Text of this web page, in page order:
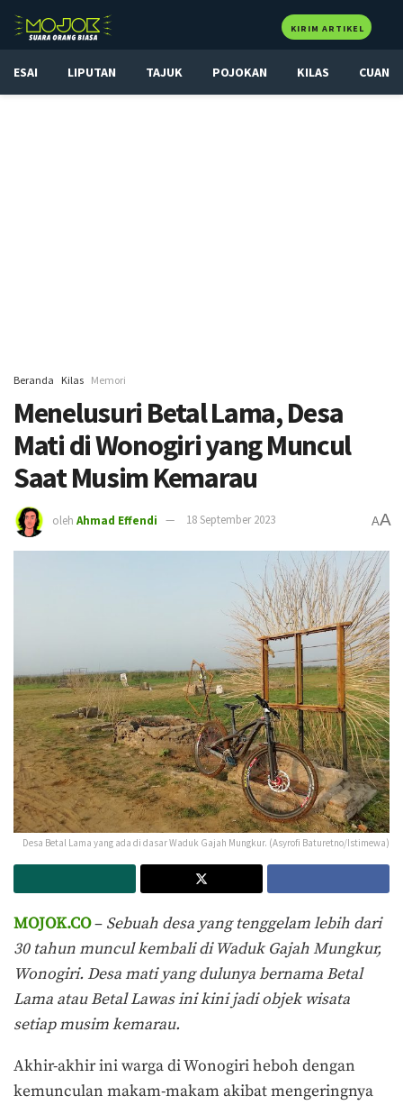
KIRIM ARTIKEL
ESAI LIPUTAN TAJUK POJOKAN KILAS CUAN
Beranda Kilas Memori
Menelusuri Betal Lama, Desa
Mati di Wonogiri yang Muncul
Saat Musim Kemarau
oleh Ahmad Effendi 18 September 2023 AA
Desa Betal Lama yang ada di dasar Waduk Gajah Mungkur. (Asyrofi Baturetno/Istimewa)
MOJOK.CO– Sebuah desa yang tenggelam lebih dari
30 tahun muncul kembali di Waduk Gajah Mungkur,
Wonogiri. Desa mati yang dulunya bernama Betal
Lama atau Betal Lawas ini kini jadi objek wisata
setiap musim kemarau.
Akhir-akhir ini warga di Wonogiri heboh dengan
kemunculan makam-makam akibat mengeringnya